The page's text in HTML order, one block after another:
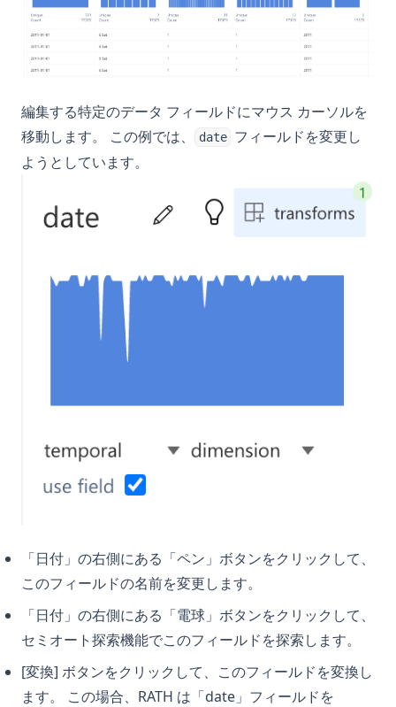
metabase-vs-looker
peazip
Detect AI Content
Why is ChatGPT Slow? It Might Not Be Your Fault
「Let Me GPT That For You」：面白いツールが実際に機能する
これらのツールを使ってChatGPTのメモリを強化する方法
なぜChatGPTは遅いのか？あなたのせいではないかもしれませ
ん
オフラインChatGPT：どこでもいつでもAIチャットコンパニオ
オープンチャットAI: GPT-3で支えられる対話型AIの未来
ットボット展開のために
サインインなしで Chat GPT の使用方法
チャットGPTにおけるGPTとは？1分で説明
トップ10のオープンソースChatGPTの代替品とその使い方
プラグインを ChatGPT に使用する方法: 詳細ガイド
プロンプトからコードベースへ：GPT Engineeerのパワー
マスタリングアート：ログインせずにChatGPTを使用する方法
技術選考のためのGPT：採用革命
絶対に見逃せないトップ11のAuto GPTの例
長期記憶ChatGPT？LTM-1：トークン500万個を持つLLMで
す。
Python match-case：構造的パターンマッチングを解説
（Python 3.10+）
Python os Module: File and Directory Operations Guide
Python subprocess: Run External Commands from Python
(Complete Guide)
Python subprocess：Pythonから外部コマンドを実行する（完
Python unittest: Write and Run Unit Tests (Complete Guide)
Python zip() Function: Combine Iterables with Examples
Python でディレクトリ内のすべてのファイルを取得する: 高
速・モダン・効率的な方法
Python 循環インポート（circular import）の直し方と実例
Python3 Linter: The Ultimate Guide to Boosting Your Code
PythonでBeautiful Soupのスクレイピング効率を向上させる方
法：効率的なWebスクレイピングを実現しましょう！
PythonでShebangを使用する方法
PythonでSyntaxError invalid syntaxを修正する方法 - 有効な
PythonでのForループカウンター：説明
編集する特定のデータ フィールドにマウス カーソルを
移動します。 この例では、
date フィールドを変更し
ようとしています。
「日付」の右側にある「ペン」ボタンをクリックして、
このフィールドの名前を変更します。
「日付」の右側にある「電球」ボタンをクリックして、
セミオート探索機能でこのフィールドを探索します。
[変換] ボタンをクリックして、このフィールドを変換し
ます。 この場合、RATH は「date」フィールドを